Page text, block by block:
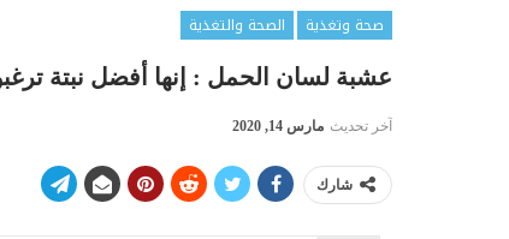
صحة وتغذية
الصحة والتغذية
عشبة لسان الحمل : إنها أفضل نبتة
آخر تحديث مارس 14, 2020
شارك